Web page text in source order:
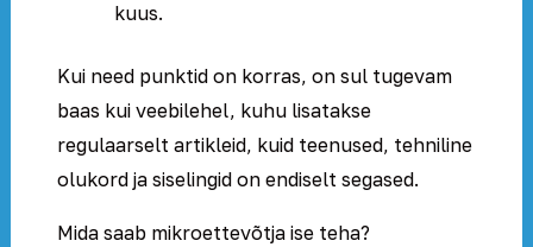
kuus.
Kui need punktid on korras, on sul tugevam
baas kui veebilehel, kuhu lisatakse
regulaarselt artikleid, kuid teenused, tehniline
olukord ja siselingid on endiselt segased.
Mida saab mikroettevõtja ise teha?